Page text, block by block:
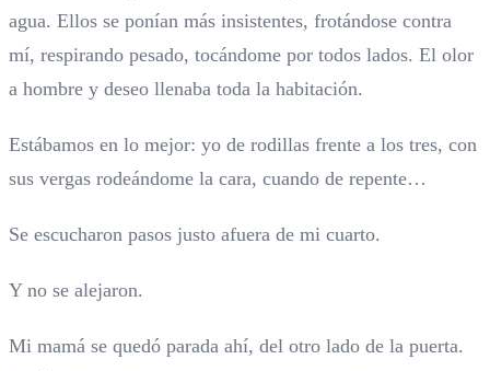
agua. Ellos se ponían más insistentes, frotándose contra
mí, respirando pesado, tocándome por todos lados. El olor
a hombre y deseo llenaba toda la habitación.
Estábamos en lo mejor: yo de rodillas frente a los tres, con
sus vergas rodeándome la cara, cuando de repente…
Se escucharon pasos justo afuera de mi cuarto.
Y no se alejaron.
Mi mamá se quedó parada ahí, del otro lado de la puerta.